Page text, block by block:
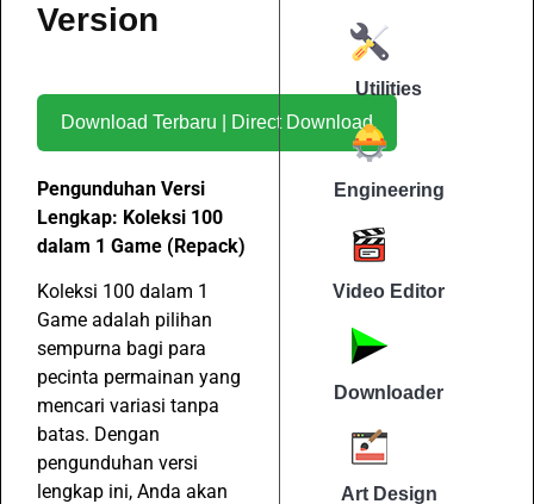
Version
Download Terbaru | Direct Download
Pengunduhan Versi
Lengkap: Koleksi 100
dalam 1 Game (Repack)
Koleksi 100 dalam 1
Game adalah pilihan
sempurna bagi para
pecinta permainan yang
mencari variasi tanpa
batas. Dengan
pengunduhan versi
lengkap ini, Anda akan
Utilities
Engineering
Video Editor
Downloader
Art Design